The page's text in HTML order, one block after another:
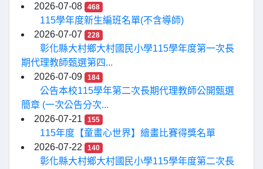
2026-07-08
468
115學年度新生編班名單(不含導師)
2026-07-07
228
彰化縣大村鄉大村國民小學115學年度第一次長
期代理教師甄選第四...
2026-07-09
184
公告本校115學年第二次長期代理教師公開甄選
簡章 (一次公告分次...
2026-07-21
155
115年度【童畫心世界】繪畫比賽得獎名單
2026-07-22
140
彰化縣大村鄉大村國民小學115學年度第二次長